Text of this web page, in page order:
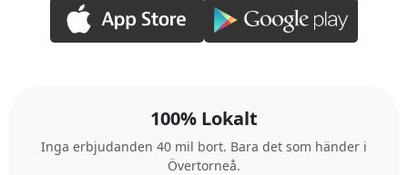
100% Lokalt
Inga erbjudanden 40 mil bort. Bara det som händer i
Övertorneå.